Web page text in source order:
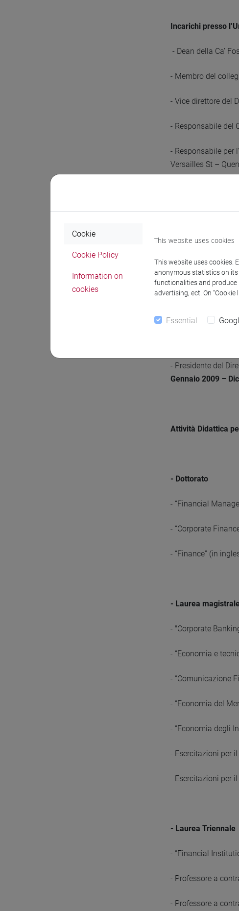
Incarichi presso
- Dean della Ca’
- Membro del
- Vice direttore del
- Responsabile del
- Responsabile per
Versailles St –
- Membro del
- Membro del
- Presidente della
- Presidente del
Gennaio 2009 –
Attività Didattica
- Dottorato
- “Financial
- “Corporate
- “Finance” (in
- Laurea magistrale
- "Corporate
- “Economia e
- “Comunicazione
- “Economia del
- “Economia degli
- Esercitazioni per
- Esercitazioni per il
- Laurea Triennale
- “Financial
- Professore a
- Professore a
Cookie
Cookie Policy
Information on
cookies
This website uses cookies
This website uses cookies.
anonymous statistics on its
functionalities and
advertising, ect. On
Essential